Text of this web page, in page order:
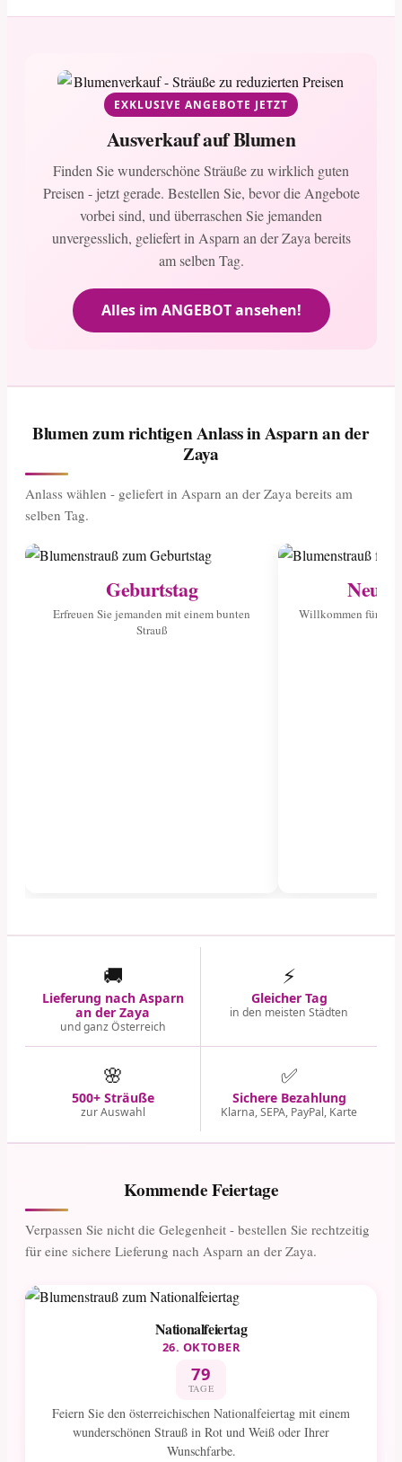
EXKLUSIVE ANGEBOTE JETZT
Ausverkauf auf Blumen
Finden Sie wunderschöne Sträuße zu wirklich guten
Preisen - jetzt gerade. Bestellen Sie, bevor die Angebote
vorbei sind, und überraschen Sie jemanden
unvergesslich, geliefert in Asparn an der Zaya bereits
am selben Tag.
Alles im ANGEBOT ansehen!
Blumen zum richtigen Anlass in Asparn an der
Zaya
Anlass wählen - geliefert in Asparn an der Zaya bereits am
selben Tag.
Geburtstag
Erfreuen Sie jemanden mit einem bunten
Strauß
Willkommen für
🚚
Lieferung nach Asparn
an der Zaya
und ganz Österreich
⚡
Gleicher Tag
in den meisten Städten
🌸
500+ Sträuße
zur Auswahl
✅
Sichere Bezahlung
Klarna, SEPA, PayPal, Karte
Kommende Feiertage
Verpassen Sie nicht die Gelegenheit - bestellen Sie rechtzeitig
für eine sichere Lieferung nach Asparn an der Zaya.
Nationalfeiertag
26. OKTOBER
79
TAGE
Feiern Sie den österreichischen Nationalfeiertag mit einem
wunderschönen Strauß in Rot und Weiß oder Ihrer
Wunschfarbe.